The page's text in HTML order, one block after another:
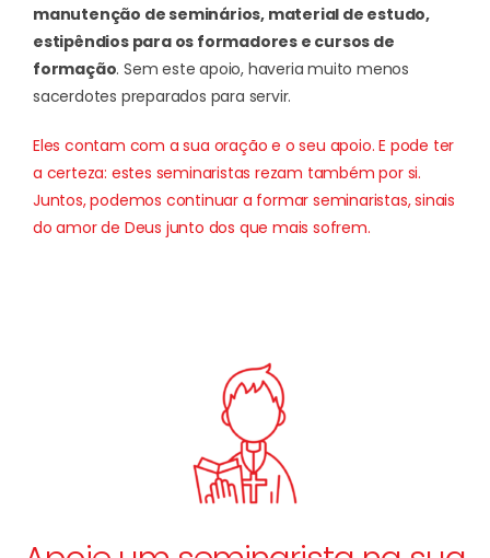
manutenção de seminários, material de estudo,
estipêndios para os formadores e cursos de
formação. Sem este apoio, haveria muito menos
sacerdotes preparados para servir.
Eles contam com a sua oração e o seu apoio. E pode ter
a certeza: estes seminaristas rezam também por si.
Juntos, podemos continuar a formar seminaristas, sinais
do amor de Deus junto dos que mais sofrem.